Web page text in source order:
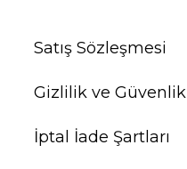
Satış Sözleşmesi
Gizlilik ve Güvenlik
İptal İade Şartları